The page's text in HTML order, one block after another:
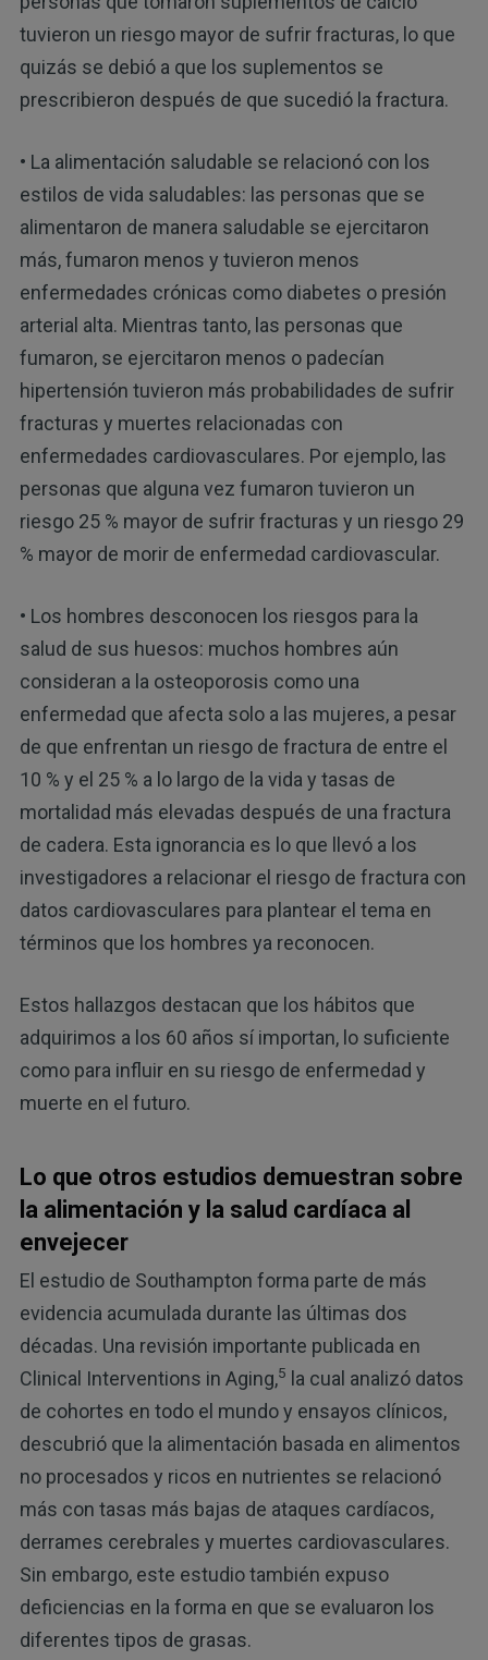
tuvieron un riesgo mayor de sufrir fracturas, lo que
quizás se debió a que los suplementos se
prescribieron después de que sucedió la fractura.
• La alimentación saludable se relacionó con los
estilos de vida saludables: las personas que se
alimentaron de manera saludable se ejercitaron
más, fumaron menos y tuvieron menos
enfermedades crónicas como diabetes o presión
arterial alta. Mientras tanto, las personas que
fumaron, se ejercitaron menos o padecían
hipertensión tuvieron más probabilidades de sufrir
fracturas y muertes relacionadas con
enfermedades cardiovasculares. Por ejemplo, las
personas que alguna vez fumaron tuvieron un
riesgo 25 % mayor de sufrir fracturas y un riesgo 29
% mayor de morir de enfermedad cardiovascular.
• Los hombres desconocen los riesgos para la
salud de sus huesos: muchos hombres aún
consideran a la osteoporosis como una
enfermedad que afecta solo a las mujeres, a pesar
de que enfrentan un riesgo de fractura de entre el
10 % y el 25 % a lo largo de la vida y tasas de
mortalidad más elevadas después de una fractura
de cadera. Esta ignorancia es lo que llevó a los
investigadores a relacionar el riesgo de fractura con
datos cardiovasculares para plantear el tema en
términos que los hombres ya reconocen.
Estos hallazgos destacan que los hábitos que
adquirimos a los 60 años sí importan, lo suficiente
como para influir en su riesgo de enfermedad y
muerte en el futuro.
Lo que otros estudios demuestran sobre
la alimentación y la salud cardíaca al
envejecer
El estudio de Southampton forma parte de más
evidencia acumulada durante las últimas dos
décadas. Una revisión importante publicada en
Clinical Interventions in Aging,5 la cual analizó datos
de cohortes en todo el mundo y ensayos clínicos,
descubrió que la alimentación basada en alimentos
no procesados y ricos en nutrientes se relacionó
más con tasas más bajas de ataques cardíacos,
derrames cerebrales y muertes cardiovasculares.
Sin embargo, este estudio también expuso
deficiencias en la forma en que se evaluaron los
diferentes tipos de grasas.